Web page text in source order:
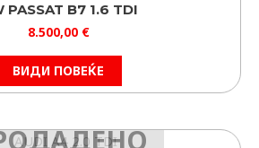
PASSAT B7 1.6 TDI
8.500,00 €
ВИДИ ПОВЕЌЕ